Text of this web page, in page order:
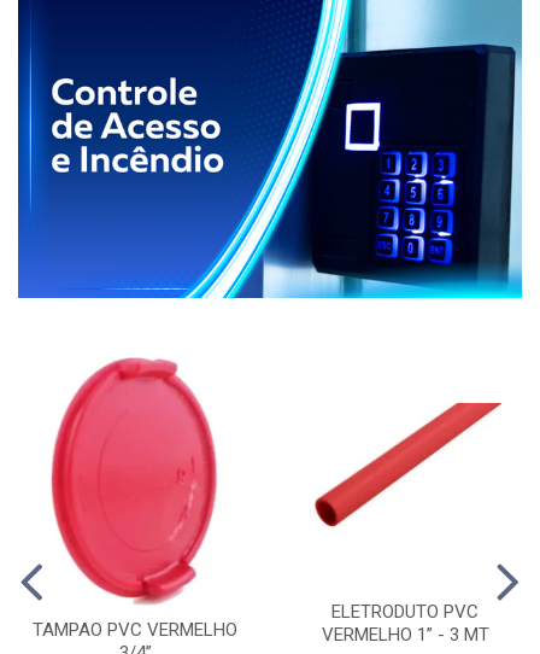
TAMPAO PVC VERMELHO
ELETRODUTO PVC
VERMELHO 1” - 3 MT